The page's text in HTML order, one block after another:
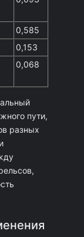
0,585
0,153
0,068
пути,
разных